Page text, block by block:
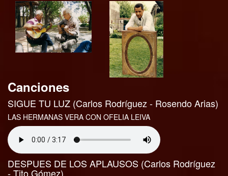
Canciones
SIGUE TU LUZ (Carlos Rodríguez - Rosendo Arias)
LAS HERMANAS VERA CON OFELIA LEIVA
DESPUES DE LOS APLAUSOS (Carlos Rodríguez
- Tito Gómez)